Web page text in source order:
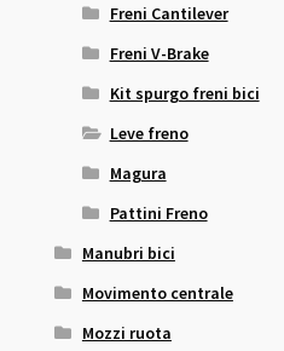
Freni Cantilever
Freni V-Brake
Kit spurgo freni bici
Leve freno
Magura
Pattini Freno
Manubri bici
Movimento centrale
Mozzi ruota